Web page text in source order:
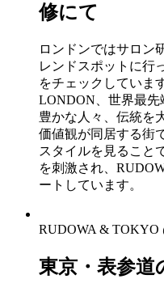
修にて
ロンドンではサロン
レンドスポットに行
をチェックしていま
LONDON、世界最先
豊かな人々、伝統を
価値観が同居する街
スタイルを見ること
を刺激され、
ートしています。
RUDOWA & TOKYO
東京・表参道